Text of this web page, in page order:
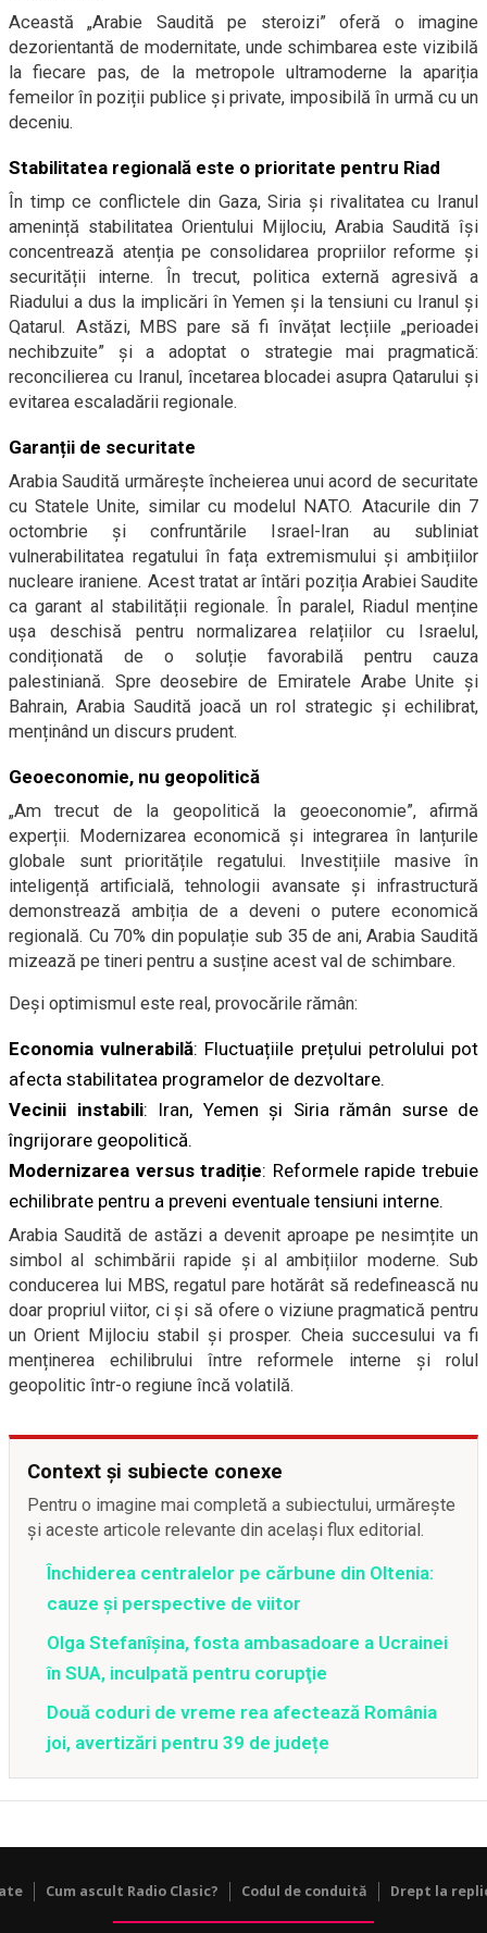
Această „Arabie Saudită pe steroizi” oferă o imagine
dezorientantă de modernitate, unde schimbarea este vizibilă
la fiecare pas, de la metropole ultramoderne la apariția
femeilor în poziții publice și private, imposibilă în urmă cu un
deceniu.
Stabilitatea regională este o prioritate pentru Riad
În timp ce conflictele din Gaza, Siria și rivalitatea cu Iranul
amenință stabilitatea Orientului Mijlociu, Arabia Saudită își
concentrează atenția pe consolidarea propriilor reforme și
securității interne. În trecut, politica externă agresivă a
Riadului a dus la implicări în Yemen și la tensiuni cu Iranul și
Qatarul. Astăzi, MBS pare să fi învățat lecțiile „perioadei
nechibzuite” și a adoptat o strategie mai pragmatică:
reconcilierea cu Iranul, încetarea blocadei asupra Qatarului și
evitarea escaladării regionale.
Garanții de securitate
Arabia Saudită urmărește încheierea unui acord de securitate
cu Statele Unite, similar cu modelul NATO. Atacurile din 7
octombrie și confruntările Israel-Iran au subliniat
vulnerabilitatea regatului în fața extremismului și ambițiilor
nucleare iraniene. Acest tratat ar întări poziția Arabiei Saudite
ca garant al stabilității regionale. În paralel, Riadul menține
ușa deschisă pentru normalizarea relațiilor cu Israelul,
condiționată de o soluție favorabilă pentru cauza
palestiniană. Spre deosebire de Emiratele Arabe Unite și
Bahrain, Arabia Saudită joacă un rol strategic și echilibrat,
menținând un discurs prudent.
Geoeconomie, nu geopolitică
„Am trecut de la geopolitică la geoeconomie”, afirmă
experții. Modernizarea economică și integrarea în lanțurile
globale sunt prioritățile regatului. Investițiile masive în
inteligență artificială, tehnologii avansate și infrastructură
demonstrează ambiția de a deveni o putere economică
regională. Cu 70% din populație sub 35 de ani, Arabia Saudită
mizează pe tineri pentru a susține acest val de schimbare.
Deși optimismul este real, provocările rămân:
Economia vulnerabilă: Fluctuațiile prețului petrolului pot
afecta stabilitatea programelor de dezvoltare.
Vecinii instabili: Iran, Yemen și Siria rămân surse de
îngrijorare geopolitică.
Modernizarea versus tradiție: Reformele rapide trebuie
echilibrate pentru a preveni eventuale tensiuni interne.
Arabia Saudită de astăzi a devenit aproape pe nesimțite un
simbol al schimbării rapide și al ambițiilor moderne. Sub
conducerea lui MBS, regatul pare hotărât să redefinească nu
doar propriul viitor, ci și să ofere o viziune pragmatică pentru
un Orient Mijlociu stabil și prosper. Cheia succesului va fi
menținerea echilibrului între reformele interne și rolul
geopolitic într-o regiune încă volatilă.
Context și subiecte conexe
Pentru o imagine mai completă a subiectului, urmărește
și aceste articole relevante din același flux editorial.
Închiderea centralelor pe cărbune din Oltenia:
cauze și perspective de viitor
Olga Stefanîşina, fosta ambasadoare a Ucrainei
în SUA, inculpată pentru corupţie
Două coduri de vreme rea afectează România
joi, avertizări pentru 39 de județe
Cum ascult Radio Clasic? Codul de conduită Drept la